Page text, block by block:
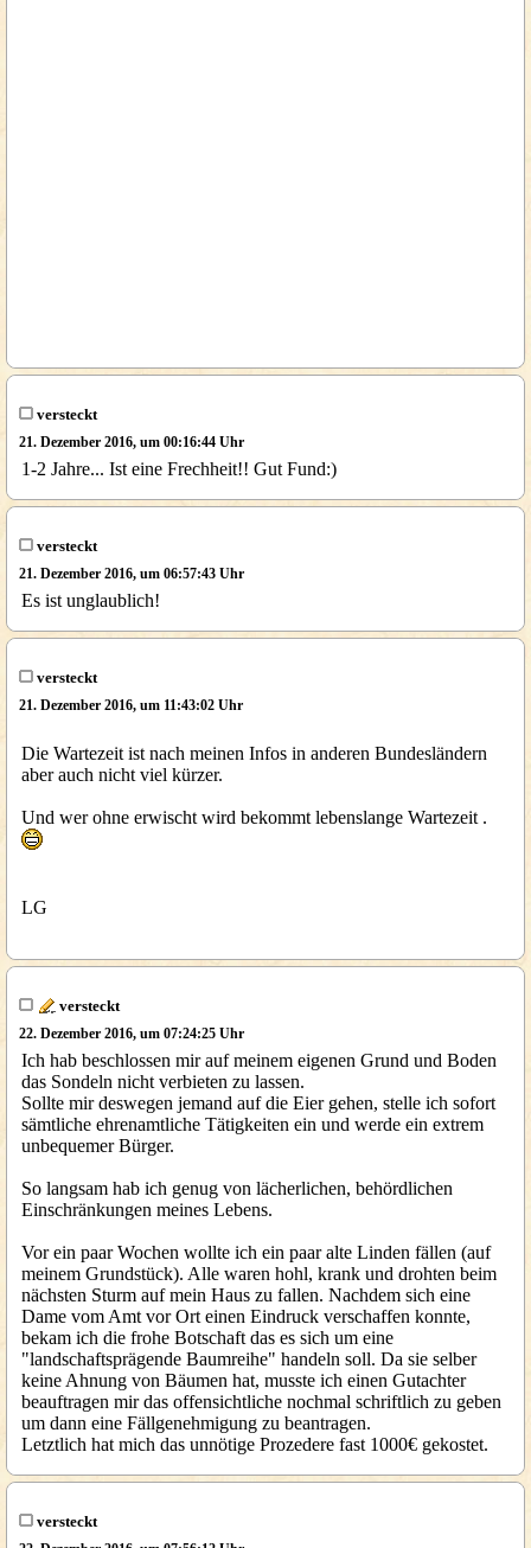
versteckt
21. Dezember 2016, um 00:16:44 Uhr
1-2 Jahre... Ist eine Frechheit!! Gut Fund:)
versteckt
21. Dezember 2016, um 06:57:43 Uhr
Es ist unglaublich!
versteckt
21. Dezember 2016, um 11:43:02 Uhr
Die Wartezeit ist nach meinen Infos in anderen Bundesländern
aber auch nicht viel kürzer.
Und wer ohne erwischt wird bekommt lebenslange Wartezeit .
LG
versteckt
22. Dezember 2016, um 07:24:25 Uhr
Ich hab beschlossen mir auf meinem eigenen Grund und Boden
das Sondeln nicht verbieten zu lassen.
Sollte mir deswegen jemand auf die Eier gehen, stelle ich sofort
sämtliche ehrenamtliche Tätigkeiten ein und werde ein extrem
unbequemer Bürger.
So langsam hab ich genug von lächerlichen, behördlichen
Einschränkungen meines Lebens.
Vor ein paar Wochen wollte ich ein paar alte Linden fällen (auf
meinem Grundstück). Alle waren hohl, krank und drohten beim
nächsten Sturm auf mein Haus zu fallen. Nachdem sich eine
Dame vom Amt vor Ort einen Eindruck verschaffen konnte,
bekam ich die frohe Botschaft das es sich um eine
"landschaftsprägende Baumreihe" handeln soll. Da sie selber
keine Ahnung von Bäumen hat, musste ich einen Gutachter
beauftragen mir das offensichtliche nochmal schriftlich zu geben
um dann eine Fällgenehmigung zu beantragen.
Letztlich hat mich das unnötige Prozedere fast 1000€ gekostet.
versteckt